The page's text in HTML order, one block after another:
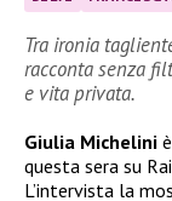
Tra ironia
racconta senza
e vita privata.
Giulia Michelini
questa sera su
L’intervista la